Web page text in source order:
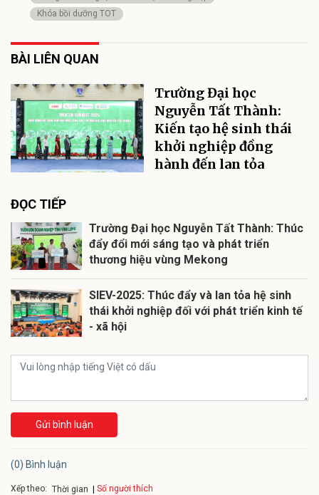
Khóa bồi dưỡng TOT
BÀI LIÊN QUAN
Trường Đại học
Nguyễn Tất Thành:
Kiến tạo hệ sinh thái
khởi nghiệp đồng
hành đến lan tỏa
ĐỌC TIẾP
Trường Đại học Nguyễn Tất Thành: Thúc
đẩy đổi mới sáng tạo và phát triển
thương hiệu vùng Mekong
SIEV-2025: Thúc đẩy và lan tỏa hệ sinh
thái khởi nghiệp đối với phát triển kinh tế
- xã hội
Gửi bình luận
(0) Bình luận
Xếp theo: Thời gian Số người thích